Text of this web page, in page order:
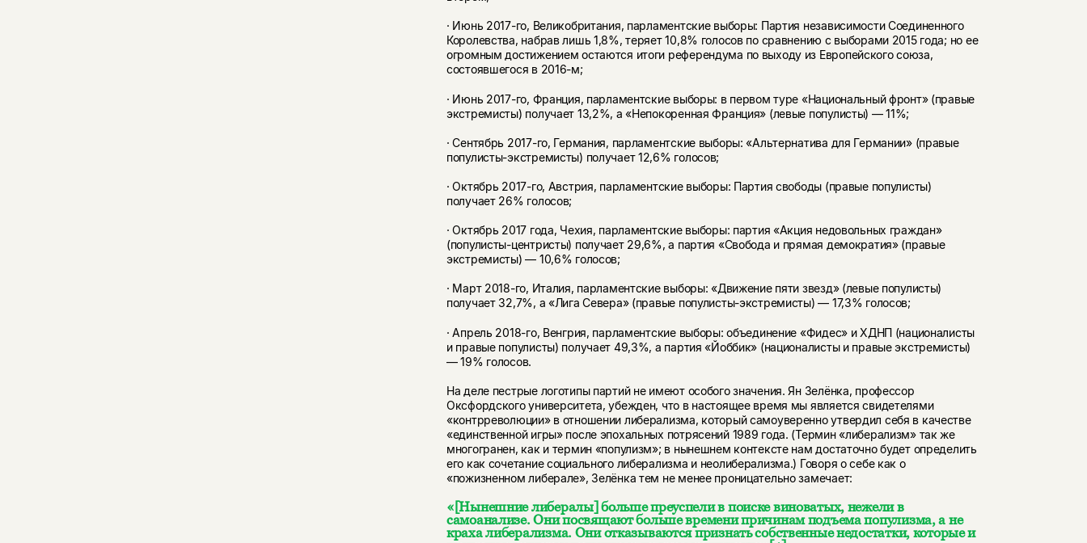
· Июнь 2017-го, Великобритания, парламентские выборы: Партия независимости Соединенного
Королевства, набрав лишь 1,8%, теряет 10,8% голосов по сравнению с выборами 2015 года; но ее
огромным достижением остаются итоги референдума по выходу из Европейского союза,
состоявшегося в 2016-м;
· Июнь 2017-го, Франция, парламентские выборы: в первом туре «Национальный фронт» (правые
экстремисты) получает 13,2%, а «Непокоренная Франция» (левые популисты) — 11%;
· Сентябрь 2017-го, Германия, парламентские выборы: «Альтернатива для Германии» (правые
популисты-экстремисты) получает 12,6% голосов;
· Октябрь 2017-го, Австрия, парламентские выборы: Партия свободы (правые популисты)
получает 26% голосов;
· Октябрь 2017 года, Чехия, парламентские выборы: партия «Акция недовольных граждан»
(популисты-центристы) получает 29,6%, а партия «Свобода и прямая демократия» (правые
экстремисты) — 10,6% голосов;
· Март 2018-го, Италия, парламентские выборы: «Движение пяти звезд» (левые популисты)
получает 32,7%, а «Лига Севера» (правые популисты-экстремисты) — 17,3% голосов;
· Апрель 2018-го, Венгрия, парламентские выборы: объединение «Фидес» и ХДНП (националисты
и правые популисты) получает 49,3%, а партия «Йоббик» (националисты и правые экстремисты)
— 19% голосов.
На деле пестрые логотипы партий не имеют особого значения. Ян Зелёнка, профессор
Оксфордского университета, убежден, что в настоящее время мы является свидетелями
«контрреволюции» в отношении либерализма, который самоуверенно утвердил себя в качестве
«единственной игры» после эпохальных потрясений 1989 года. (Термин «либерализм» так же
многогранен, как и термин «популизм»; в нынешнем контексте нам достаточно будет определить
его как сочетание социального либерализма и неолиберализма.) Говоря о себе как о
«пожизненном либерале», Зелёнка тем не менее проницательно замечает:
«[Нынешние либералы] больше преуспели в поиске виноватых, нежели в
самоанализе. Они посвящают больше времени причинам подъема популизма, а не
краха либерализма. Они отказываются признать собственные недостатки, которые и